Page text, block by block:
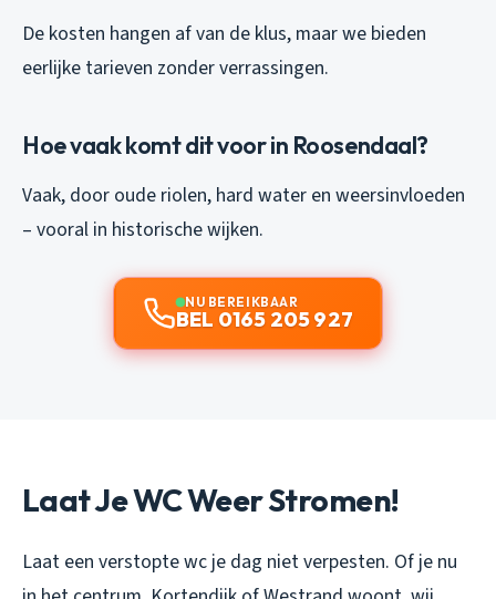
De kosten hangen af van de klus, maar we bieden
eerlijke tarieven zonder verrassingen.
Hoe vaak komt dit voor in Roosendaal?
Vaak, door oude riolen, hard water en weersinvloeden
– vooral in historische wijken.
NU BEREIKBAAR
BEL 0165 205 927
Laat Je WC Weer Stromen!
Laat een verstopte wc je dag niet verpesten. Of je nu